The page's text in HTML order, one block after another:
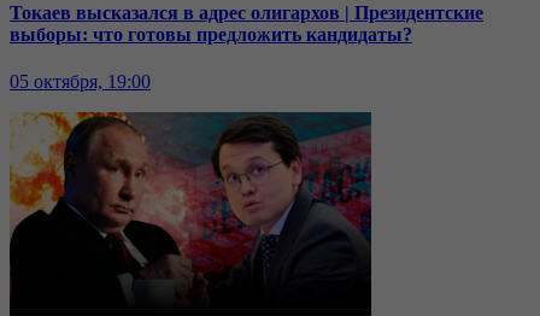
Токаев высказался в адрес олигархов | Президентские
выборы: что готовы предложить кандидаты?
05 октября, 19:00